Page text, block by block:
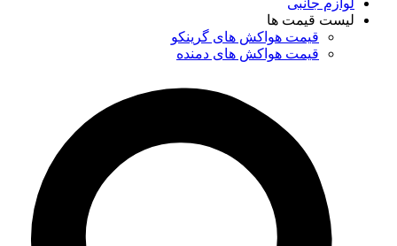
لیست قیمت ها
قیمت هواکش های گرینکو
قیمت هواکش های دمنده